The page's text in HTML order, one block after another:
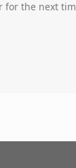
for the next